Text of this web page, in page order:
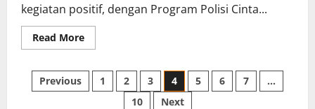
kegiatan positif, dengan Program Polisi Cinta...
Read MoreRead
more
Intan
Jaya
Aipda
Paginasi
Previous 1 2 3 4 5 6 7
…
10
Next